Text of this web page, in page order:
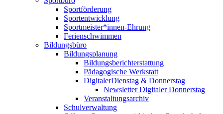
Sportförderung
Sportentwicklung
Sportmeister*innen-Ehrung
Ferienschwimmen
Bildungsbüro
Bildungsplanung
Bildungsberichterstattung
Pädagogische Werkstatt
DigitalerDienstag & Donnerstag
Newsletter Digitaler Donnerstag
Veranstaltungsarchiv
Schulverwaltung